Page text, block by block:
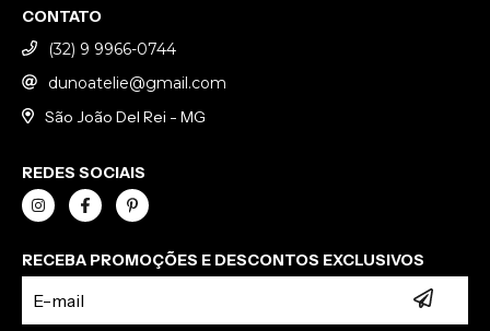
CONTATO
(32) 9 9966-0744
dunoatelie@gmail.com
São João Del Rei - MG
REDES SOCIAIS
RECEBA PROMOÇÕES E DESCONTOS EXCLUSIVOS